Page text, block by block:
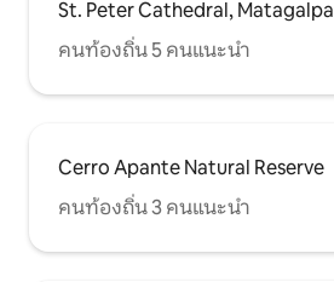
St. Peter Cathedral, Matagalpa
คนท้องถิ่น 5 คนแนะนำ
Cerro Apante Natural Reserve
คนท้องถิ่น 3 คนแนะนำ